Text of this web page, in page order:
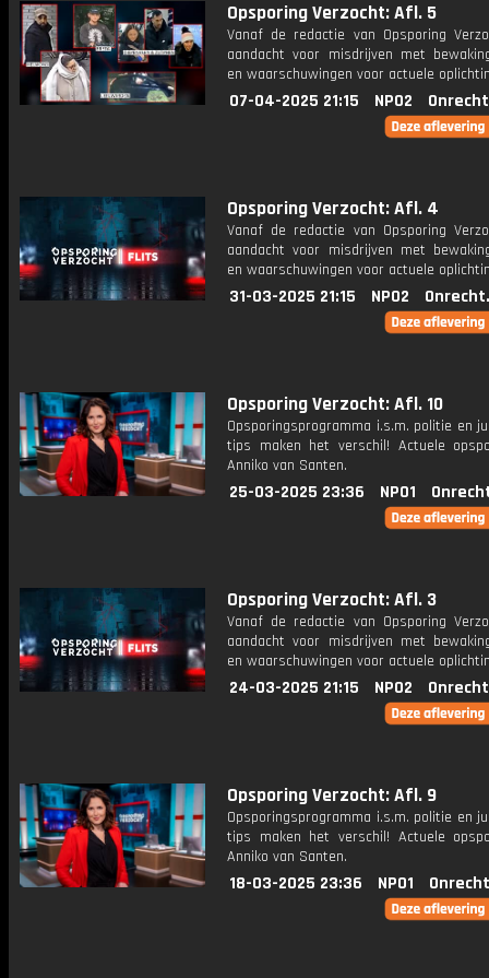
Opsporing Verzocht: Afl. 5
Vanaf de redactie van Opsporing
aandacht voor misdrijven met
en waarschuwingen voor actuele
07-04-2025 21:15 NPO2
Opsporing Verzocht: Afl. 4
Vanaf de redactie van Opsporing
aandacht voor misdrijven met
en waarschuwingen voor actuele
31-03-2025 21:15 NPO2
Opsporing Verzocht: Afl. 10
Opsporingsprogramma i.s.m. politie en
tips maken het verschil! Actuele
Anniko van Santen.
25-03-2025 23:36 NPO1
Opsporing Verzocht: Afl. 3
Vanaf de redactie van Opsporing
aandacht voor misdrijven met
en waarschuwingen voor actuele
24-03-2025 21:15 NPO2
Opsporing Verzocht: Afl. 9
Opsporingsprogramma i.s.m. politie en
tips maken het verschil! Actuele
Anniko van Santen.
18-03-2025 23:36 NPO1